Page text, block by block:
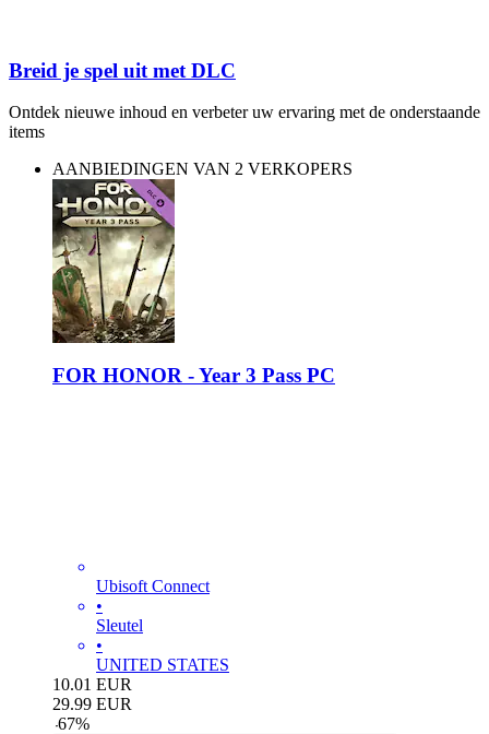
Breid je spel uit met DLC
Ontdek nieuwe inhoud en verbeter uw ervaring met de onderstaande
items
AANBIEDINGEN VAN 2 VERKOPERS
FOR HONOR - Year 3 Pass PC
Ubisoft Connect
•
Sleutel
•
UNITED STATES
10.01 EUR
29.99 EUR
-67%